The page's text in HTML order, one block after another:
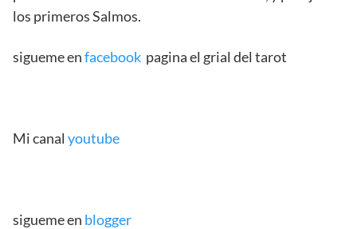
los primeros Salmos.
sigueme enfacebook pagina el grial del tarot
Mi canal youtube
sigueme en blogger